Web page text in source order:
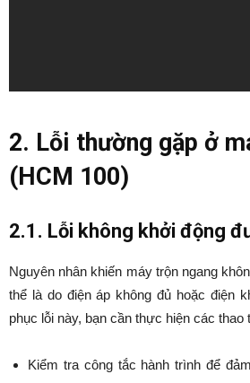
2. Lỗi thường gặp ở
(HCM 100)
2.1. Lỗi không khởi động
Nguyên nhân khiến máy trộn ngang
thể là do điện áp không đủ hoặc điện
phục lỗi này, bạn cần thực hiện các
Kiểm tra công tắc hành trình để